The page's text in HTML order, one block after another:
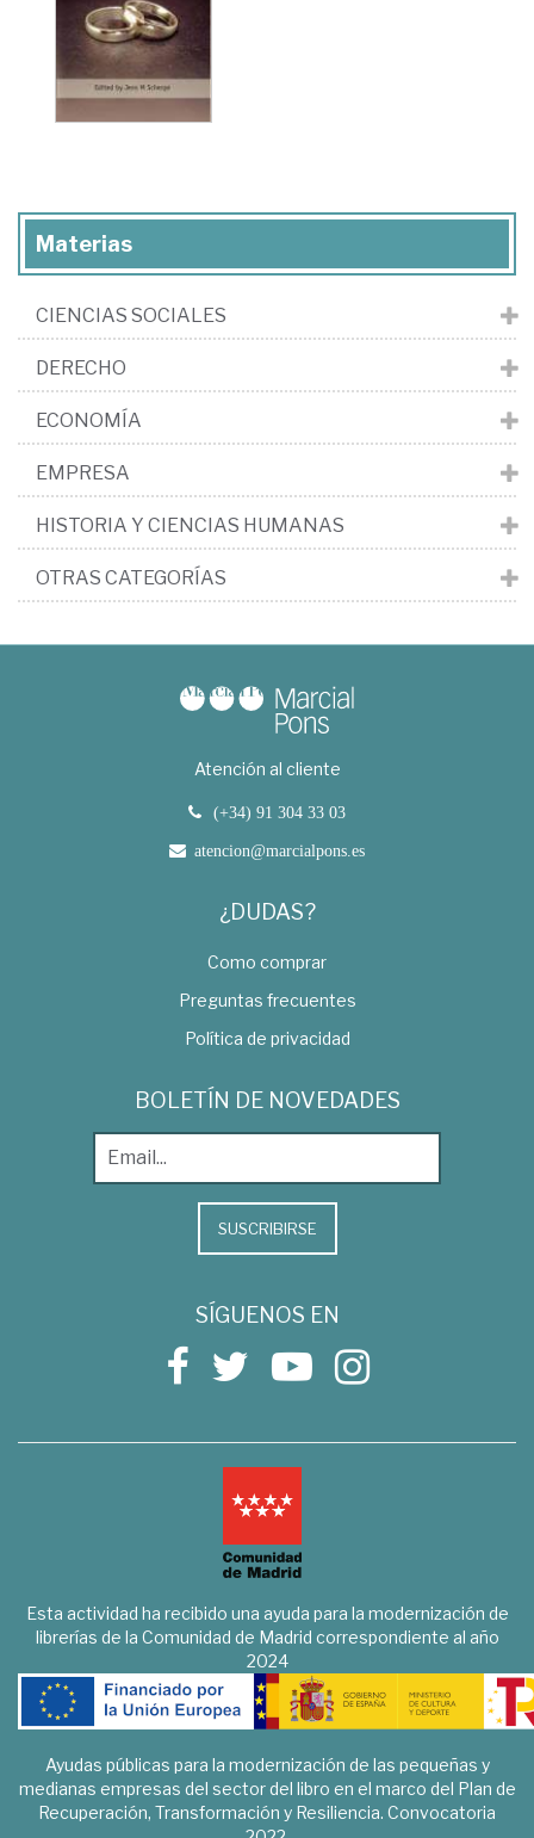
Materias
CIENCIAS SOCIALES
DERECHO
ECONOMÍA
EMPRESA
HISTORIA Y CIENCIAS HUMANAS
OTRAS CATEGORÍAS
Atención al cliente
(+34) 91 304 33 03
atencion@marcialpons.es
¿DUDAS?
Como comprar
Preguntas frecuentes
Política de privacidad
BOLETÍN DE NOVEDADES
SUSCRIBIRSE
SÍGUENOS EN
Esta actividad ha recibido una ayuda para la modernización de
librerías de la Comunidad de Madrid correspondiente al año
2024
Ayudas públicas para la modernización de las pequeñas y
medianas empresas del sector del libro en el marco del Plan de
Recuperación, Transformación y Resiliencia. Convocatoria